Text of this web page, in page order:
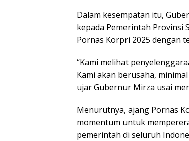
Dalam kesempatan itu,
kepada Pemerintah Provinsi
Pornas Korpri 2025 dengan
“Kami melihat
Kami akan berusaha,
ujar Gubernur Mirza usai
Menurutnya, ajang Pornas
momentum untuk
pemerintah di seluruh